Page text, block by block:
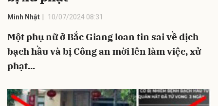
Minh Nhật 10/07/2024 08:31
Một phụ nữ ở Bắc Giang loan tin sai về dịch
bạch hầu và bị Công an mời lên làm việc, xử
phạt...